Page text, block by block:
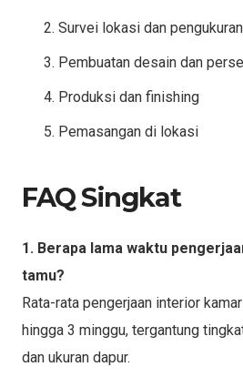
Survei lokasi dan pengukuran
Pembuatan desain dan
Produksi dan finishing
Pemasangan di lokasi
FAQ Singkat
1. Berapa lama waktu
tamu?
Rata-rata pengerjaan interior
hingga 3 minggu, tergantung
dan ukuran dapur.